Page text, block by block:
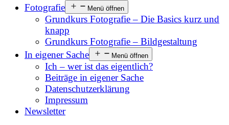
Fotografie
Menü öffnen
Grundkurs Fotografie – Die Basics kurz und
knapp
Grundkurs Fotografie – Bildgestaltung
In eigener Sache
Menü öffnen
Ich – wer ist das eigentlich?
Beiträge in eigener Sache
Datenschutzerklärung
Impressum
Newsletter